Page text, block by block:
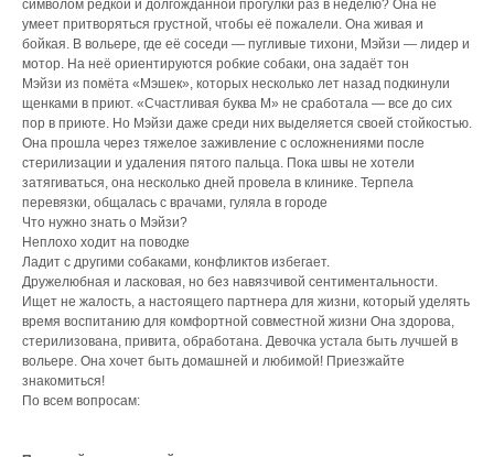
символом редкой и долгожданной прогулки раз в неделю? Она не
умеет притворяться грустной, чтобы её пожалели. Она живая и
бойкая. В вольере, где её соседи — пугливые тихони, Мэйзи — лидер и
мотор. На неё ориентируются робкие собаки, она задаёт тон
Мэйзи из помёта «Мэшек», которых несколько лет назад подкинули
щенками в приют. «Счастливая буква М» не сработала — все до сих
пор в приюте. Но Мэйзи даже среди них выделяется своей стойкостью.
Она прошла через тяжелое заживление с осложнениями после
стерилизации и удаления пятого пальца. Пока швы не хотели
затягиваться, она несколько дней провела в клинике. Терпела
перевязки, общалась с врачами, гуляла в городе
Что нужно знать о Мэйзи?
Неплохо ходит на поводке
Ладит с другими собаками, конфликтов избегает.
Дружелюбная и ласковая, но без навязчивой сентиментальности.
Ищет не жалость, а настоящего партнера для жизни, который уделять
время воспитанию для комфортной совместной жизни Она здорова,
стерилизована, привита, обработана. Девочка устала быть лучшей в
вольере. Она хочет быть домашней и любимой! Приезжайте
знакомиться!
По всем вопросам: